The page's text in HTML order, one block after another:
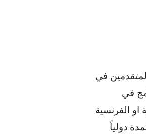
في
في
او الفرنسية
دولياً